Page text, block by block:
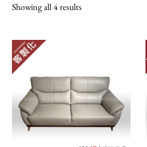
Showing all 4 results